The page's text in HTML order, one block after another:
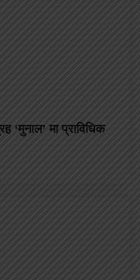
‘मुनाल’ मा प्राविधिक